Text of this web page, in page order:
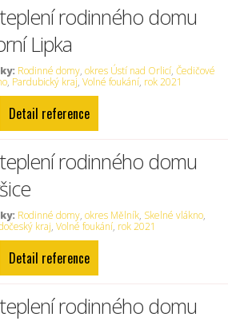
rodinného domu
Lipka
Rodinné domy,okres Ústí nad Orlicí,Čedičové
, Pardubický kraj,Volné foukání, rok 2021
Detail reference
rodinného domu
Rodinné domy,okres Mělník, Skelné vlákno,
kraj,Volné foukání, rok 2021
Detail reference
rodinného domu